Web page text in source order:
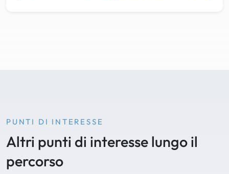
PUNTI DI INTERESSE
Altri punti di interesse lungo il
percorso